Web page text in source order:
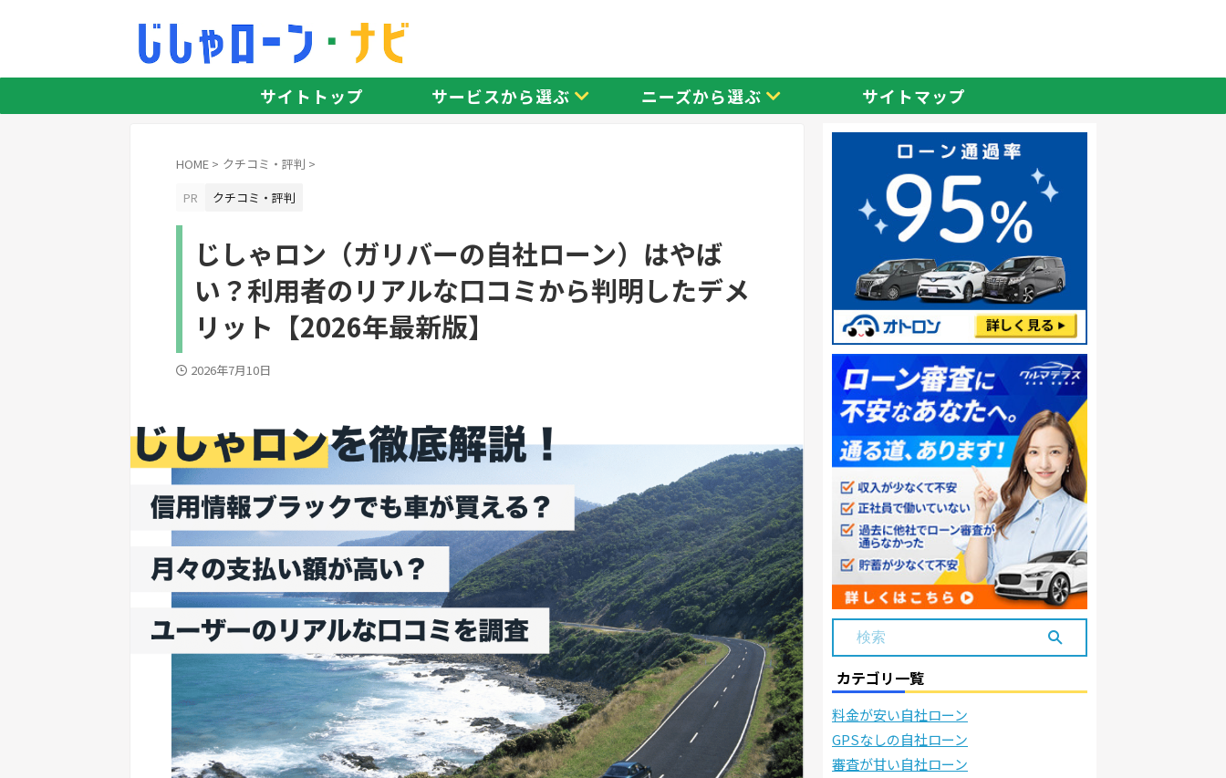
サイトトップ サービスから選ぶ ニーズから選ぶ サイトマップ
HOME > クチコミ・評判 >
PR
クチコミ・評判
じしゃロン（ガリバーの自社ローン）はやば
い？利用者のリアルな口コミから判明したデメ
リット【2026年最新版】
2026年7月10日
カテゴリ一覧
料金が安い自社ローン
GPSなしの自社ローン
審査が甘い自社ローン